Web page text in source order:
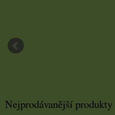
Nejprodávanější produkty